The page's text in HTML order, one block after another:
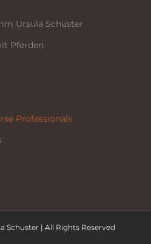
Pferden
Schuster | All Rights Reserved